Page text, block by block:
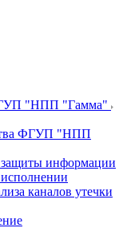
"НПП "Гамма"
ФГУП "НПП
защиты информации
каналов утечки